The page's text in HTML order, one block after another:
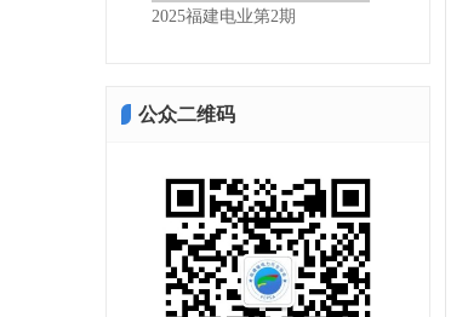
2025福建电业第2期
公众二维码